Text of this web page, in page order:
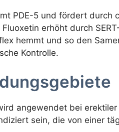
PDE-5 und fördert durch
erhöht durch
hemmt und so den
Kontrolle.
angewendet bei
sein, die von einer